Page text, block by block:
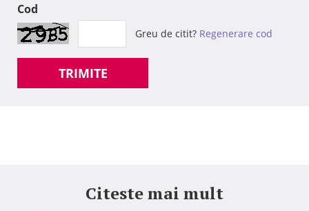
Cod
Greu de citit? Regenerare cod
TRIMITE
Citeste mai mult